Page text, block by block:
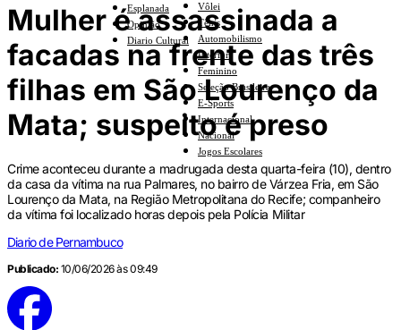
Vôlei
Tênis
Automobilismo
Interior
Feminino
Seleção Brasileira
E-Sports
Internacional
Nacional
Jogos Escolares
Esplanada
Opinião
Diario Cultural
Mulher é assassinada a
facadas na frente das três
filhas em São Lourenço da
Mata; suspeito é preso
Crime aconteceu durante a madrugada desta quarta-feira (10), dentro
da casa da vítima na rua Palmares, no bairro de Várzea Fria, em São
Lourenço da Mata, na Região Metropolitana do Recife; companheiro
da vítima foi localizado horas depois pela Polícia Militar
Diario de Pernambuco
Publicado: 10/06/2026 às 09:49